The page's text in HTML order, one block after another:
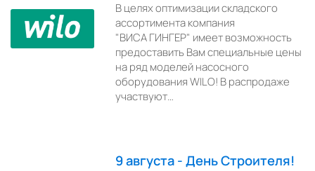
В целях оптимизации складского
ассортимента компания
"ВИСА ГИНГЕР" имеет возможность
предоставить Вам специальные цены
на ряд моделей насосного
оборудования WILO! В распродаже
участвуют…
9 августа - День Строителя!